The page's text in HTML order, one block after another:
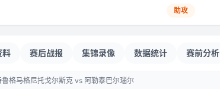
助攻
料 赛后战报 集锦录像 数据统计 赛前分析
鲁格马格尼托戈尔斯克 vs 阿勒泰巴尔瑙尔